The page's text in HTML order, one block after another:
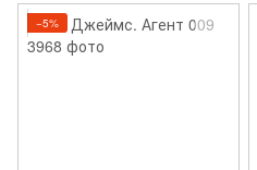
−5%